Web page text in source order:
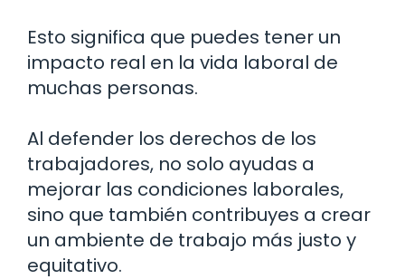
Esto significa que puedes tener un
impacto real en la vida laboral de
muchas personas.
Al defender los derechos de los
trabajadores, no solo ayudas a
mejorar las condiciones laborales,
sino que también contribuyes a crear
un ambiente de trabajo más justo y
equitativo.